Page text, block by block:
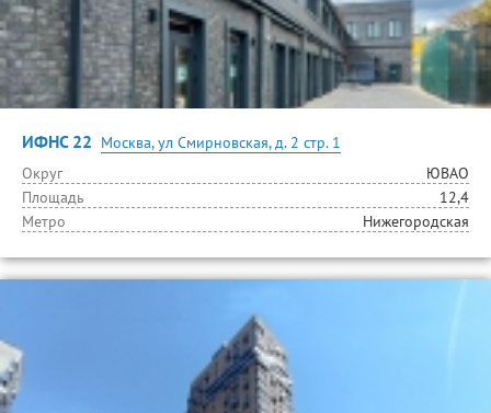
ИФНС 22 Москва, ул Смирновская, д. 2 стр. 1
Округ
ЮВАО
Площадь
12,4
Метро
Нижегородская